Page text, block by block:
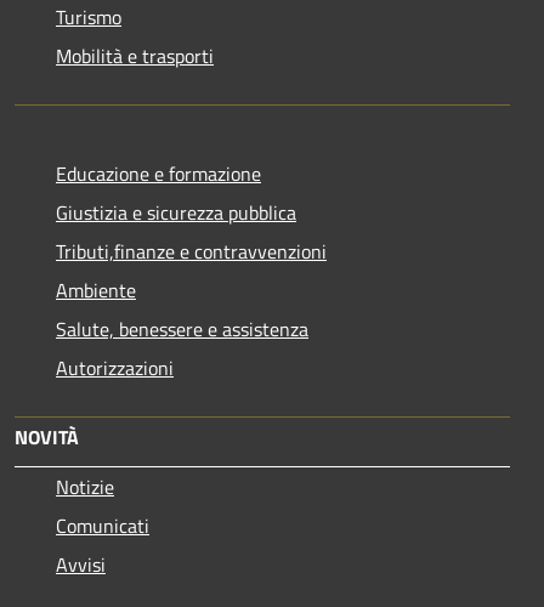
Turismo
Mobilità e trasporti
Educazione e formazione
Giustizia e sicurezza pubblica
Tributi,finanze e contravvenzioni
Ambiente
Salute, benessere e assistenza
Autorizzazioni
NOVITÀ
Notizie
Comunicati
Avvisi